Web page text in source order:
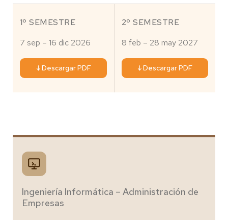
1º SEMESTRE
7 sep – 16 dic 2026
↓ Descargar PDF
2º SEMESTRE
8 feb – 28 may 2027
↓ Descargar PDF
Ingeniería Informática – Administración de
Empresas